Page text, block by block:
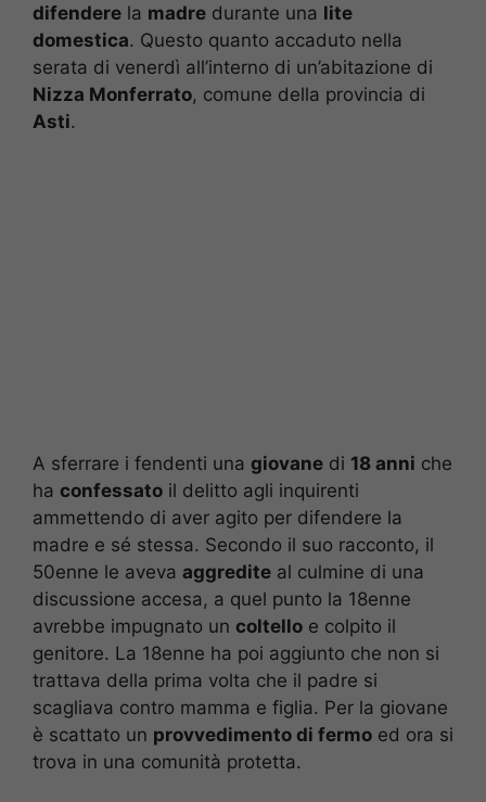
difendere la madre durante una lite
domestica. Questo quanto accaduto nella
serata di venerdì all’interno di un’abitazione di
Nizza Monferrato, comune della provincia di
Asti.
A sferrare i fendenti una giovane di 18 anni che
ha confessato il delitto agli inquirenti
ammettendo di aver agito per difendere la
madre e sé stessa. Secondo il suo racconto, il
50enne le aveva aggredite al culmine di una
discussione accesa, a quel punto la 18enne
avrebbe impugnato un coltello e colpito il
genitore. La 18enne ha poi aggiunto che non si
trattava della prima volta che il padre si
scagliava contro mamma e figlia. Per la giovane
è scattato un provvedimento di fermo ed ora si
trova in una comunità protetta.